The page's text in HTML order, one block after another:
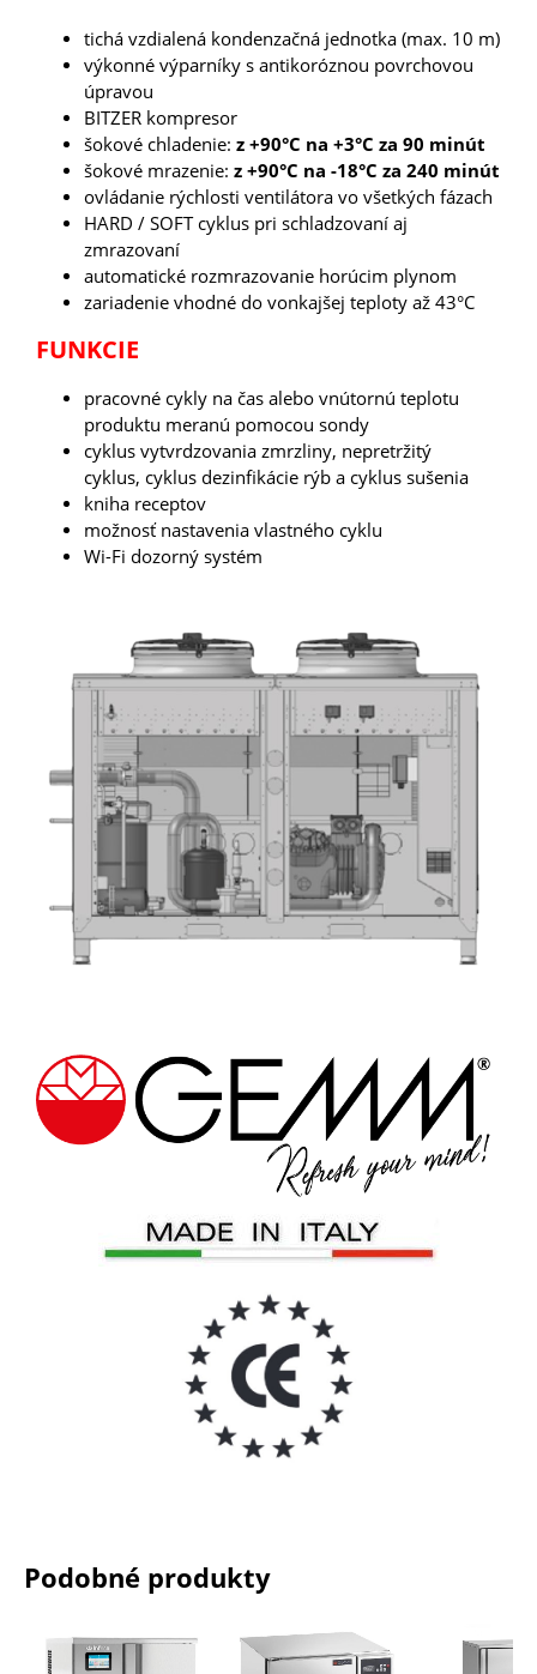
tichá vzdialená kondenzačná jednotka (max. 10 m)
výkonné výparníky s antikoróznou povrchovou
úpravou
BITZER kompresor
šokové chladenie: z +90°C na +3°C za 90 minút
šokové mrazenie: z +90°C na -18°C za 240 minút
ovládanie rýchlosti ventilátora vo všetkých fázach
HARD / SOFT cyklus pri schladzovaní aj
zmrazovaní
automatické rozmrazovanie horúcim plynom
zariadenie vhodné do vonkajšej teploty až 43°C
FUNKCIE
pracovné cykly na čas alebo vnútornú teplotu
produktu meranú pomocou sondy
cyklus vytvrdzovania zmrzliny, nepretržitý
cyklus, cyklus dezinfikácie rýb a cyklus sušenia
kniha receptov
možnosť nastavenia vlastného cyklu
Wi-Fi dozorný systém
Podobné produkty